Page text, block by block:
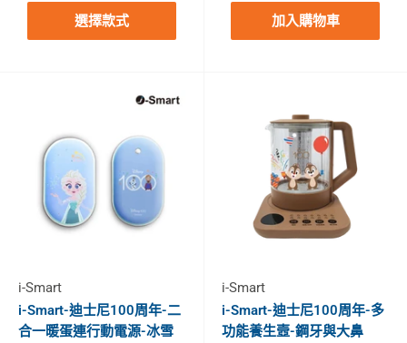
選擇款式 加入購物車
i-Smart
i-Smart-迪士尼100周年-二
合一暖蛋連行動電源-冰雪
i-Smart
i-Smart-迪士尼100周年-多
功能養生壼-鋼牙與大鼻